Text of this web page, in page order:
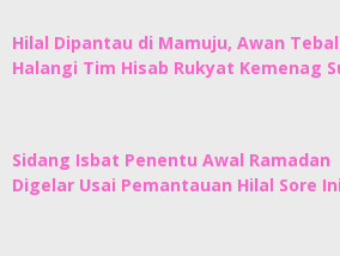
Hilal Dipantau di Mamuju, Awan Tebal
Halangi Tim Hisab Rukyat Kemenag
Sidang Isbat Penentu Awal Ramadan
Digelar Usai Pemantauan Hilal Sore Ini